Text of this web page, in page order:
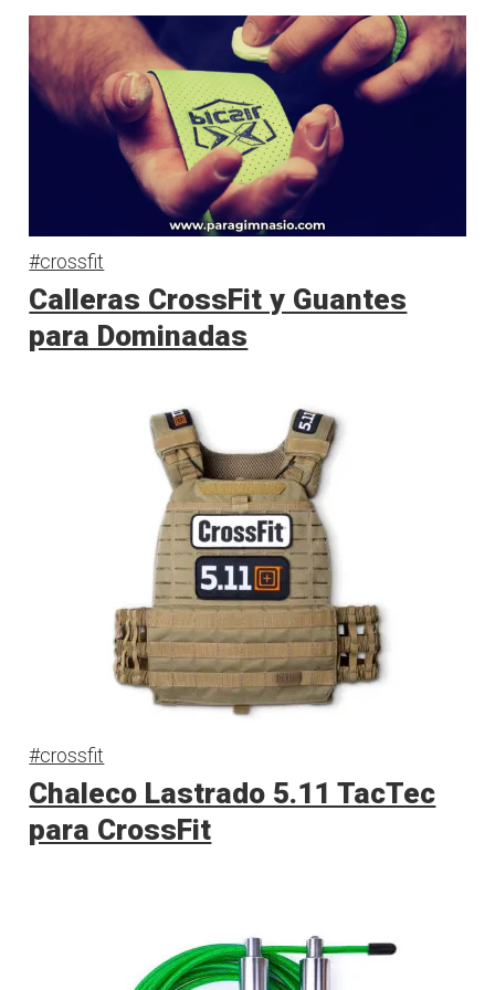
#crossfit
Calleras CrossFit y Guantes
para Dominadas
#crossfit
Chaleco Lastrado 5.11 TacTec
para CrossFit